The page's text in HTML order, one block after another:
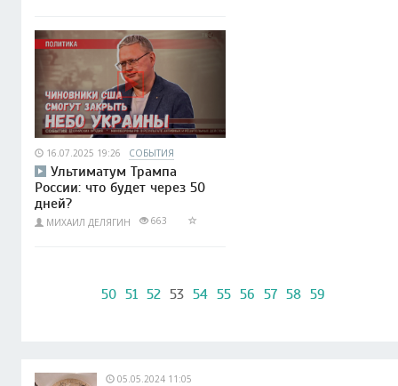
16.07.2025 19:26 СОБЫТИЯ
Ультиматум Трампа
России: что будет через 50
дней?
МИХАИЛ ДЕЛЯГИН 663
50 51 52 53 54 55 56 57 58 59
05.05.2024 11:05